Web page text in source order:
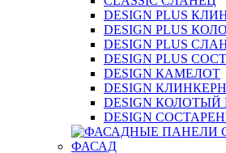
DESIGN PLUS
DESIGN PLUS
DESIGN PLUS
DESIGN PLUS
DESIGN КАМЕЛОТ
DESIGN
DESIGN
DESIGN